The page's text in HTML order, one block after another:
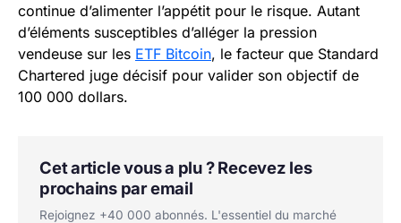
continue d’alimenter l’appétit pour le risque. Autant
d’éléments susceptibles d’alléger la pression
vendeuse sur les ETF Bitcoin, le facteur que Standard
Chartered juge décisif pour valider son objectif de
100 000 dollars.
Cet article vous a plu ? Recevez les
prochains par email
Rejoignez +40 000 abonnés. L'essentiel du marché